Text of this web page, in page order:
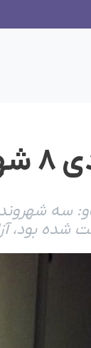
زندان ارومیە
سە
شدە بود،